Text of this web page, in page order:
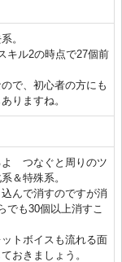
。
キル2の時点で27個前
で、初心者の方にも
りますね。
よ つなぐと周りのツ
＆特殊系。
んで消すのですが消
でも30個以上消すこ
トボイスも流れる面
おきましょう。